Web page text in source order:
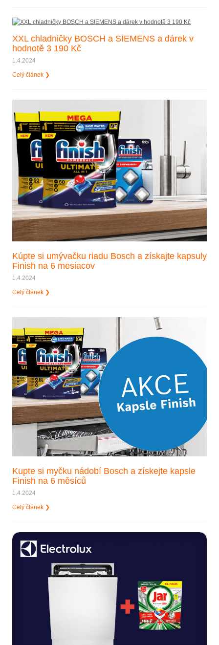
XXL chladničky BOSCH a SIEMENS a dárek v
hodnotě 3 190 Kč
1.4.2024
Celý článek ❯
Kúpte si umývačku riadu Bosch a získajte kapsuly
Finish na 6 mesiacov
1.4.2024
Celý článek ❯
Kupte si myčku nádobí Bosch a získejte kapsle
Finish na 6 měsíců
1.4.2024
Celý článek ❯